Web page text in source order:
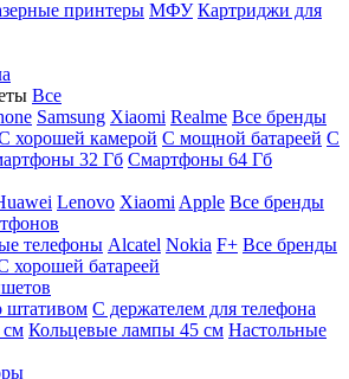
принтеры МФУ Картриджи для
Все
Samsung Xiaomi Realme Все бренды
хорошей камерой С мощной батареей С
32 Гб Смартфоны 64 Гб
Lenovo Xiaomi Apple Все бренды
телефоны Alcatel Nokia F+ Все бренды
хорошей батареей
штативом C держателем для телефона
см Кольцевые лампы 45 см Настольные